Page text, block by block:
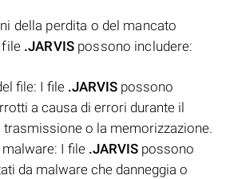
della perdita o del mancato
.JARVIS possono includere:
file: I file .JARVIS possono
a causa di errori durante il
trasmissione o la memorizzazione.
I file .JARVIS possono
da malware che danneggia o